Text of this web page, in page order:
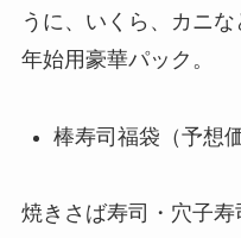
うに、いくら、カニ
年始用豪華パック。
棒寿司福袋（予想
焼きさば寿司・穴子